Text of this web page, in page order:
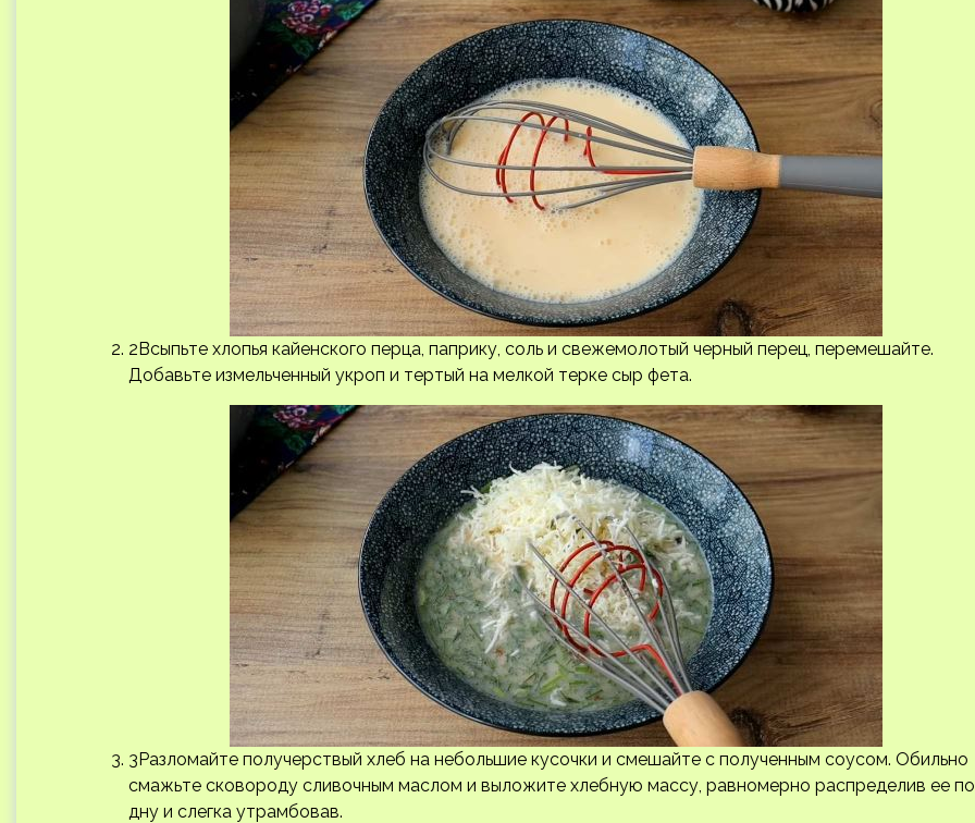
2Всыпьте хлопья кайенского перца, паприку, соль и свежемолотый черный перец, перемешайте.
Добавьте измельченный укроп и тертый на мелкой терке сыр фета.
3Разломайте получерствый хлеб на небольшие кусочки и смешайте с полученным соусом. Обильно
смажьте сковороду сливочным маслом и выложите хлебную массу, равномерно распределив ее по
дну и слегка утрамбовав.